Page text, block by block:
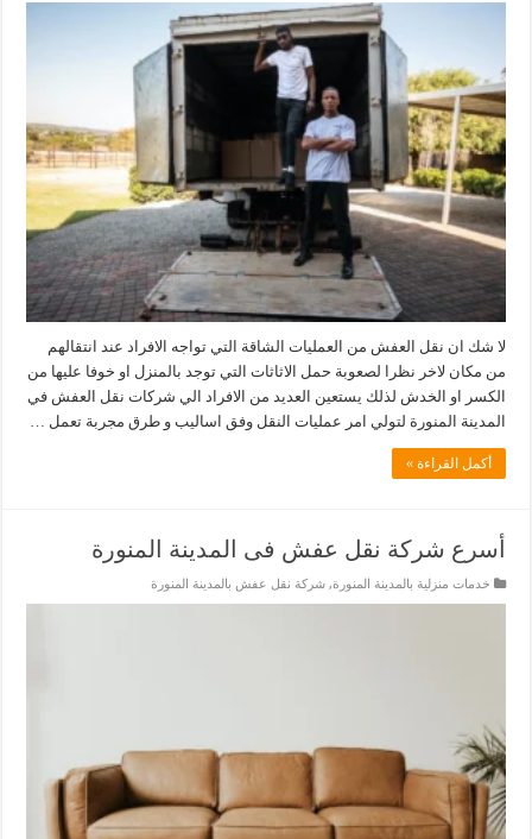
لا شك ان نقل العفش من العمليات الشاقة التي تواجه الافراد عند انتقالهم
من مكان لاخر نظرا لصعوبة حمل الاثاثات التي توجد بالمنزل او خوفا عليها من
الكسر او الخدش لذلك يستعين العديد من الافراد الي شركات نقل العفش في
المدينة المنورة لتولي امر عمليات النقل وفق اساليب و طرق مجربة تعمل …
أكمل القراءة »
أسرع شركة نقل عفش فى المدينة المنورة
خدمات منزلية بالمدينة المنورة,شركة نقل عفش بالمدينة المنورة